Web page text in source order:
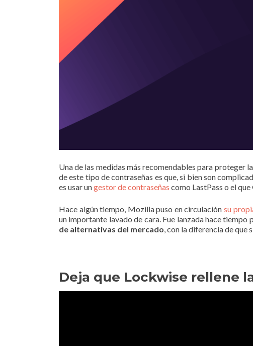
Una de las medidas más recomendables para proteger
de este tipo de contraseñas es que, si bien son
es usar ungestor de contraseñas como LastPass o el
Hace algún tiempo, Mozilla puso en circulación su
un importante lavado de cara. Fue lanzada hace
de alternativas del mercado, con la diferencia de que
Deja que Lockwise rellene